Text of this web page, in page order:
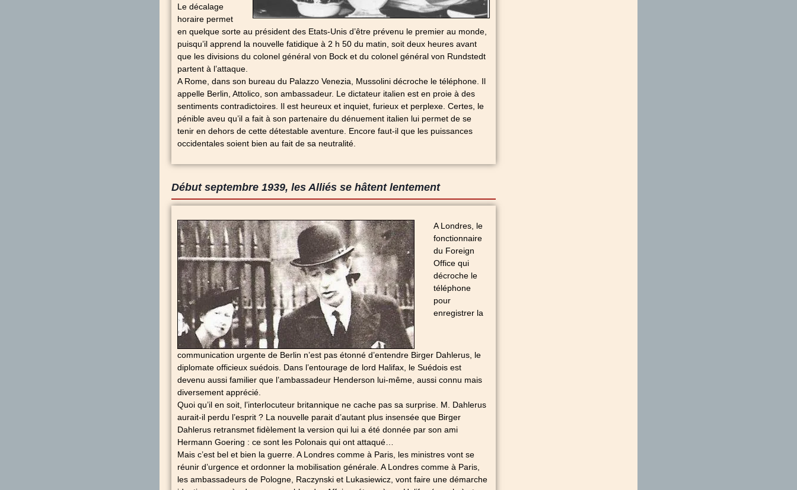
Le décalage
horaire permet
en quelque sorte au président des Etats-Unis d’être prévenu le premier au monde,
puisqu’il apprend la nouvelle fatidique à 2 h 50 du matin, soit deux heures avant
que les divisions du colonel général von Bock et du colonel général von Rundstedt
partent à l’attaque.
A Rome, dans son bureau du Palazzo Venezia, Mussolini décroche le téléphone. Il
appelle Berlin, Attolico, son ambassadeur. Le dictateur italien est en proie à des
sentiments contradictoires. Il est heureux et inquiet, furieux et perplexe. Certes, le
pénible aveu qu’il a fait à son partenaire du dénuement italien lui permet de se
tenir en dehors de cette détestable aventure. Encore faut-il que les puissances
occidentales soient bien au fait de sa neutralité.
Début septembre 1939, les Alliés se hâtent lentement
A Londres, le
fonctionnaire
du Foreign
Office qui
décroche le
téléphone
pour
enregistrer la
communication urgente de Berlin n’est pas étonné d’entendre Birger Dahlerus, le
diplomate officieux suédois. Dans l’entourage de lord Halifax, le Suédois est
devenu aussi familier que l’ambassadeur Henderson lui-même, aussi connu mais
diversement apprécié.
Quoi qu’il en soit, l’interlocuteur britannique ne cache pas sa surprise. M. Dahlerus
aurait-il perdu l’esprit ? La nouvelle parait d’autant plus insensée que Birger
Dahlerus retransmet fidèlement la version qui lui a été donnée par son ami
Hermann Goering : ce sont les Polonais qui ont attaqué…
Mais c’est bel et bien la guerre. A Londres comme à Paris, les ministres vont se
réunir d’urgence et ordonner la mobilisation générale. A Londres comme à Paris,
les ambassadeurs de Pologne, Raczynski et Lukasiewicz, vont faire une démarche